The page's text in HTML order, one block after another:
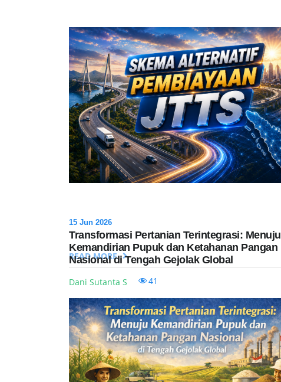
READ MORE
15 Jun 2026
Transformasi Pertanian Terintegrasi: Menuju
Kemandirian Pupuk dan Ketahanan Pangan
Nasional di Tengah Gejolak Global
Dani Sutanta S 41